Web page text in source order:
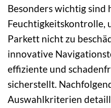
Besonders wichtig sind
Feuchtigkeitskontrolle,
Parkett nicht zu
innovative
effiziente und
sicherstellt.
Auswahlkriterien